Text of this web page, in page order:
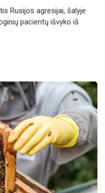
Rusijos agresijai, šalyje
pacientų išvyko iš